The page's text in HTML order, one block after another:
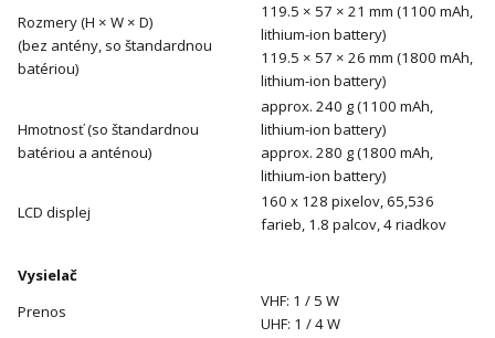
Rozmery (H × W × D)
(bez antény, so štandardnou
batériou)
119.5 × 57 × 21 mm (1100 mAh,
lithium-ion battery)
119.5 × 57 × 26 mm (1800 mAh,
lithium-ion battery)
Hmotnosť (so štandardnou
batériou a anténou)
approx. 240 g (1100 mAh,
lithium-ion battery)
approx. 280 g (1800 mAh,
lithium-ion battery)
LCD displej
160 x 128 pixelov, 65,536
farieb, 1.8 palcov, 4 riadkov
Vysielač
Prenos
VHF: 1 / 5 W
UHF: 1 / 4 W